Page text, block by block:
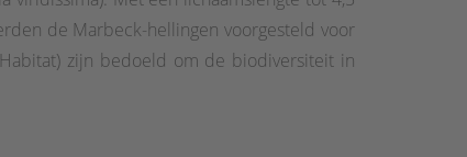
de Marbeck-hellingen voorgesteld voor
zijn bedoeld om de biodiversiteit in